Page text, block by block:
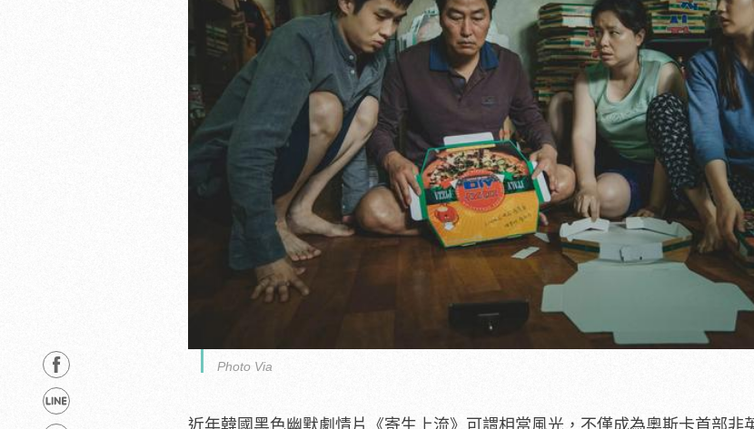
Photo Via
近年韓國黑色幽默劇情片《寄生上流》可謂相當風光，不僅成為奧斯卡首部非